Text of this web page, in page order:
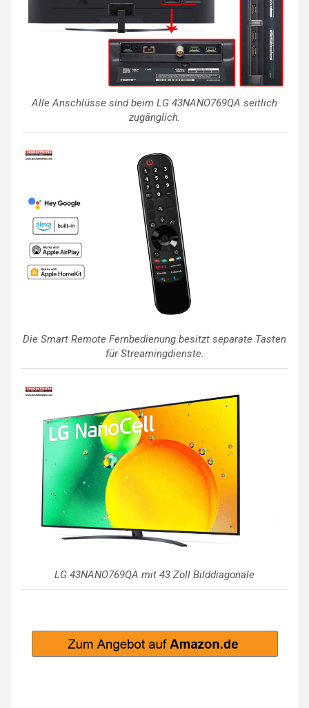
Alle Anschlüsse sind beim LG 43NANO769QA seitlich
zugänglich.
Die Smart Remote Fernbedienung besitzt separate Tasten
für Streamingdienste.
LG 43NANO769QA mit 43 Zoll Bilddiagonale